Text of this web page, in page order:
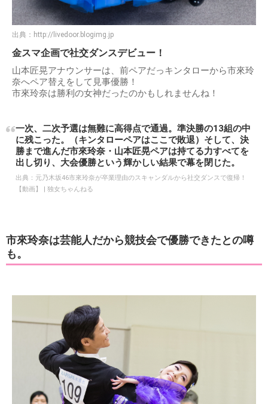
出典： http://livedoor.blogimg.jp
金スマ企画で社交ダンスデビュー！
山本匠晃アナウンサーは、前ペアだっキンタローから市來玲
奈へペア替えをして見事優勝！
市來玲奈は勝利の女神だったのかもしれませんね！
一次、二次予選は無難に高得点で通過。準決勝の13組の中
に残こった。（キンタローペアはここで敗退）そして、決
勝まで進んだ市來玲奈・山本匠晃ペアは持てる力すべてを
出し切り、大会優勝という輝かしい結果で幕を閉じた。
出典： 元乃木坂46市來玲奈が卒業理由のスキャンダルから社交ダンスで復帰！
【動画】 | 独女ちゃんねる
市來玲奈は芸能人だから競技会で優勝できたとの噂
も。